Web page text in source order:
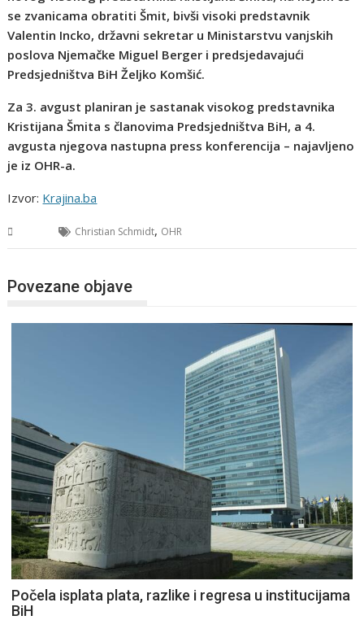
se zvanicama obratiti Šmit, bivši visoki predstavnik
Valentin Incko, državni sekretar u Ministarstvu vanjskih
poslova Njemačke Miguel Berger i predsjedavajući
Predsjedništva BiH Željko Komšić.
Za 3. avgust planiran je sastanak visokog predstavnika
Kristijana Šmita s članovima Predsjedništva BiH, a 4.
avgusta njegova nastupna press konferencija – najavljeno
je iz OHR-a.
Izvor: Krajina.ba
Christian Schmidt, OHR
Povezane objave
Počela isplata plata, razlike i regresa u institucijama
BiH